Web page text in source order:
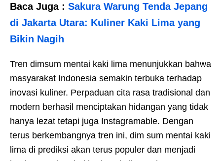
Baca Juga : Sakura Warung Tenda Jepang
di Jakarta Utara: Kuliner Kaki Lima yang
Bikin Nagih
Tren dimsum mentai kaki lima menunjukkan bahwa
masyarakat Indonesia semakin terbuka terhadap
inovasi kuliner. Perpaduan cita rasa tradisional dan
modern berhasil menciptakan hidangan yang tidak
hanya lezat tetapi juga Instagramable. Dengan
terus berkembangnya tren ini, dim sum mentai kaki
lima di prediksi akan terus populer dan menjadi